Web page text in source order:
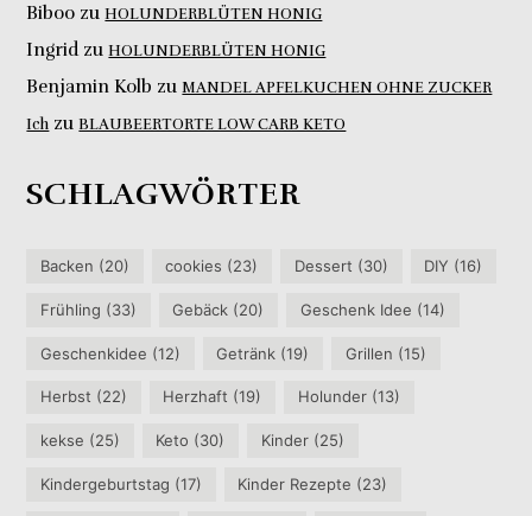
Biboo zuHOLUNDERBLÜTEN HONIG
IngridzuHOLUNDERBLÜTEN HONIG
Benjamin Kolb zuMANDEL APFELKUCHEN OHNE ZUCKER
Ich zuBLAUBEERTORTE LOW CARB KETO
SCHLAGWÖRTER
Backen (20) cookies (23) Dessert (30) DIY (16)
Frühling (33) Gebäck (20) Geschenk Idee (14)
Geschenkidee (12) Getränk (19) Grillen (15)
Herbst (22) Herzhaft (19) Holunder(13)
kekse (25) Keto (30) Kinder(25)
Kindergeburtstag (17) Kinder Rezepte (23)